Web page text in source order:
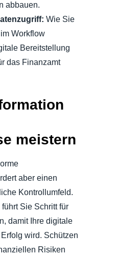
abbauen.
Wie Sie
Workflow
Bereitstellung
das Finanzamt
meistern
aber einen
Kontrollumfeld.
Sie Schritt für
damit Ihre digitale
wird. Schützen
Risiken